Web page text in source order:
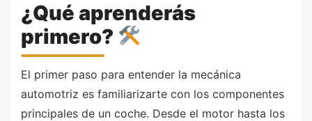
¿Qué aprenderás
primero?
El primer paso para entender la mecánica
automotriz es familiarizarte con los componentes
principales de un coche. Desde el motor hasta los